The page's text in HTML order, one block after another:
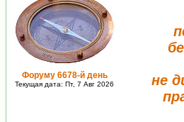
Форуму 6678-й день
Текущая дата: Пт, 7 Авг 2026
не